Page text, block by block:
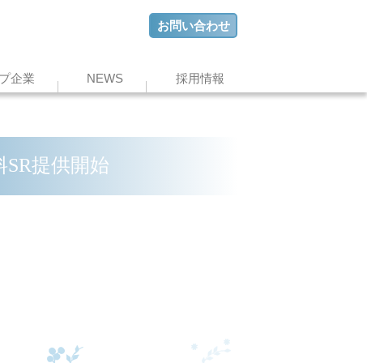
お問い合わせ
企業 NEWS 採用情報
提供開始